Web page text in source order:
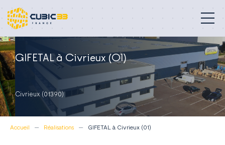
GIFETAL à Civrieux (01)
Civrieux (01390)
Accueil Réalisations GIFETAL à Civrieux (01)
Bâtiments professionnels
Nos métiers
Engagements
Réalisations